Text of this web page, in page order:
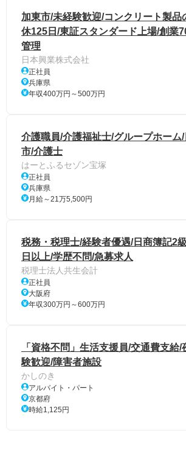
加東市/未経験歓迎/コンクリート製品
休125日/東証スタンダード上場/創業
管理
日本興業株式会社
正社員
兵庫県
年収400万円～500万円
介護職員/介護福祉士/グループホーム
市/介護士
はーとふるセゾン宝塚
正社員
兵庫県
月給～21万5,500円
税務・税理士/経験者優遇/日商簿記2
日以上/学歴不問/急募求人
税理士法人共生会計
正社員
大阪府
年収300万円～600万円
「資格不問」生活支援員/交通費支給
験歓迎/障害者施設
かしのき
アルバイト・パート
京都府
時給1,125円